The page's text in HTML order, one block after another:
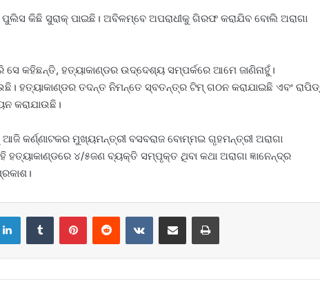
‌କିଛି ସୁରାକ୍‌ ପାଇଛି। ଅବିଳମ୍ବେ ଅପରାଧୀକୁ ଗିରଫ କରାଯିବ ବୋଲି ଅରାଗା
ସେ କହିଛନ୍ତି, ହତ୍ୟାକାଣ୍ଡର ଉଦ୍ଦେଶ୍ୟ ସମ୍ପର୍କରେ ଆମେ ଜାଣିନାହୁଁ।
ହତ୍ୟାକାଣ୍ଡର ତଦନ୍ତ ନିମନ୍ତେ ସ୍ବତନ୍ତ୍ର ଟିମ୍‌ ଗଠନ କରାଯାଇଛି ଏବଂ ରାପିଡ୍‌
କରାଯାଉଛି।
କର୍ଣ୍ଣାଟକର ମୁଖ୍ୟମନ୍ତ୍ରୀ ବସବରାଜ ବୋମ୍ମଇ ଗୃହମନ୍ତ୍ରୀ ଅରାଗା
ହତ୍ୟାକାଣ୍ଡରେ ୪/୫ଜଣ ବ୍ୟକ୍ତି ସମ୍ପୃକ୍ତ ଥିବା କଥା ଅରାଗା ଜ୍ଞାନେନ୍ଦ୍ର